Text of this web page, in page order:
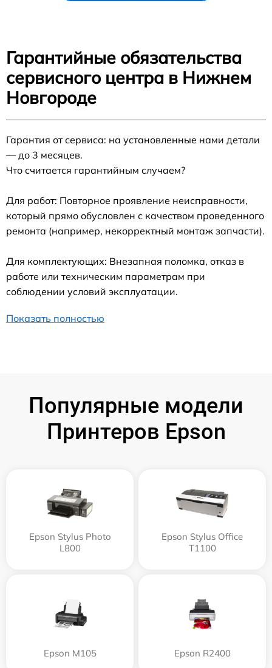
Гарантийные обязательства
сервисного центра в Нижнем
Новгороде
Гарантия от сервиса: на установленные нами детали
— до 3 месяцев.
Что считается гарантийным случаем?
Для работ: Повторное проявление неисправности,
который прямо обусловлен с качеством проведенного
ремонта (например, некорректный монтаж запчасти).
Для комплектующих: Внезапная поломка, отказ в
работе или техническим параметрам при
соблюдении условий эксплуатации.
Показать полностью
Популярные модели
Принтеров Epson
Epson Stylus Photo
L800
Epson Stylus Office
T1100
Epson M105 Epson R2400